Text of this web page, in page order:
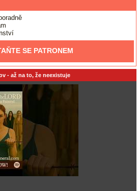
SE PATRONEM
- až na to, že neexistuje